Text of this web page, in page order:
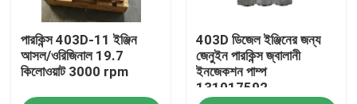
পারকিন্স 403D-11 ইঞ্জিন
আসল/ওরিজিনাল 19.7
কিলোওয়াট 3000 rpm
403D ডিজেল ইঞ্জিনের জন্য
জেনুইন পারকিন্স জ্বালানী
ইনজেকশন পাম্প
131017592